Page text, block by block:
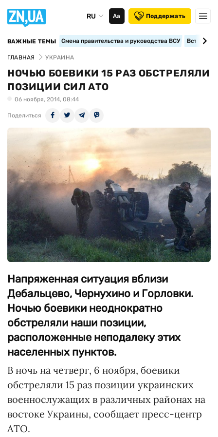
RU Аа Поддержать
ВАЖНЫЕ ТЕМЫ Смена правительства и руководства ВСУ
ГЛАВНАЯ УКРАИНА
НОЧЬЮ БОЕВИКИ 15 РАЗ ОБСТРЕЛЯЛИ
ПОЗИЦИИ СИЛ АТО
06 ноября, 2014, 08:44
Поделиться
Напряженная ситуация вблизи
Дебальцево, Чернухино и Горловки.
Ночью боевики неоднократно
обстреляли наши позиции,
расположенные неподалеку этих
населенных пунктов.
В ночь на четверг, 6 ноября, боевики
обстреляли 15 раз позиции украинских
военнослужащих в различных районах на
востоке Украины, сообщает пресс-центр
АТО.